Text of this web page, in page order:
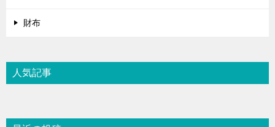
財布
人気記事